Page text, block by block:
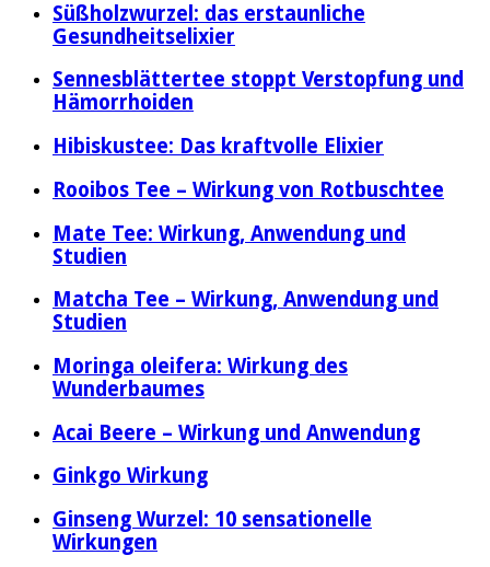
Süßholzwurzel: das erstaunliche
Gesundheitselixier
Sennesblättertee stoppt Verstopfung und
Hämorrhoiden
Hibiskustee: Das kraftvolle Elixier
Rooibos Tee – Wirkung von Rotbuschtee
Mate Tee: Wirkung, Anwendung und
Studien
Matcha Tee – Wirkung, Anwendung und
Studien
Moringa oleifera: Wirkung des
Wunderbaumes
Acai Beere – Wirkung und Anwendung
Ginkgo Wirkung
Ginseng Wurzel: 10 sensationelle
Wirkungen